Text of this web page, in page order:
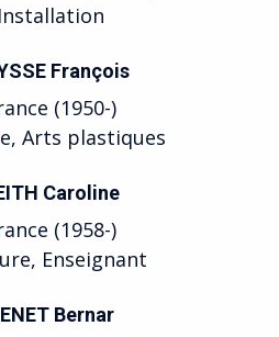
Installation
François
(1950-)
Arts plastiques
Caroline
(1958-)
Enseignant
Bernar